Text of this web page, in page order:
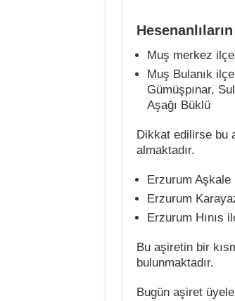
Muş merkez
Muş Bulanık
Gümüşpınar,
Aşağı Büklü
Dikkat edilirse bu
almaktadır.
Erzurum Aşkale
Erzurum
Erzurum Hınıs
Bu aşiretin bir
bulunmaktadır.
Bugün aşiret